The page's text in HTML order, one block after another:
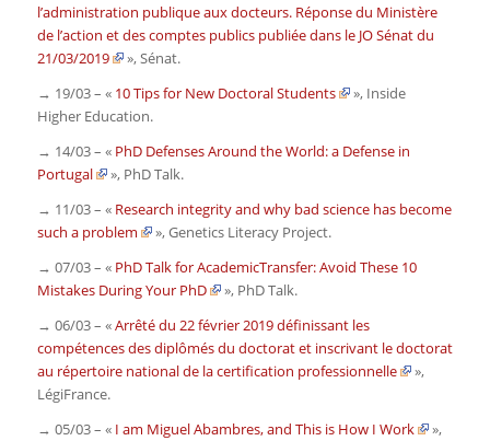
l’administration publique aux docteurs. Réponse du Ministère
de l’action et des comptes publics publiée dans le JO Sénat du
21/03/2019
»,Sénat.
→ 19/03 – « 10 Tips for New Doctoral Students », Inside
Higher Education.
→ 14/03 – « PhD Defenses Around the World: a Defense in
Portugal
», PhD Talk.
→ 11/03 – « Research integrity and why bad science has become
such a problem
»,Genetics Literacy Project.
→ 07/03 – « PhD Talk for AcademicTransfer: Avoid These 10
Mistakes During Your PhD
», PhD Talk.
→ 06/03 – «Arrêté du 22 février 2019 définissant les
compétences des diplômés du doctorat et inscrivant le doctorat
au répertoire national de la certification professionnelle
»,
LégiFrance.
→ 05/03 – « I am Miguel Abambres, and This is How I Work
»,